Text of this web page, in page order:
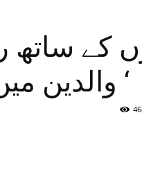
کے ساتھ
‘ والدین